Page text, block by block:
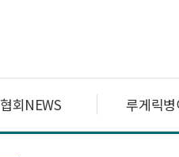
협회NEWS 루게릭